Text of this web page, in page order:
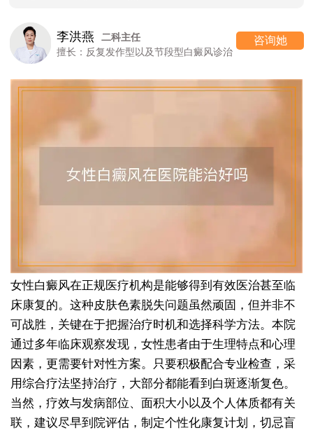
李洪燕
二科主任
擅长：反复发作型以及节段型白癜风诊治
咨询她
女性白癜风在正规医疗机构是能够得到有效医治甚至临
床康复的。这种皮肤色素脱失问题虽然顽固，但并非不
可战胜，关键在于把握治疗时机和选择科学方法。本院
通过多年临床观察发现，女性患者由于生理特点和心理
因素，更需要针对性方案。只要积极配合专业检查，采
用综合疗法坚持治疗，大部分都能看到白斑逐渐复色。
当然，疗效与发病部位、面积大小以及个人体质都有关
联，建议尽早到院评估，制定个性化康复计划，切忌盲